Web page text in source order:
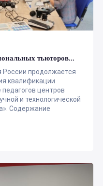
тьюторов...
продолжается
квалификации
центров
и технологической
Содержание